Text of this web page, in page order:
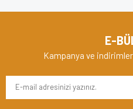
E-
Kampanya ve